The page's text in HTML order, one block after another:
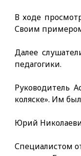
В ходе
Своим примером
Далее
педагогики.
Руководитель
коляске». Им
Юрий
Специалистом